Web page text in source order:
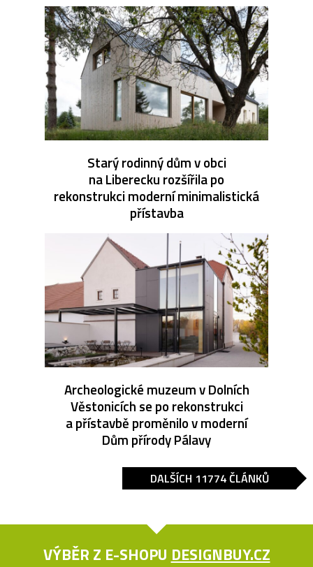
Starý rodinný dům v obci
na Liberecku rozšířila po
rekonstrukci moderní minimalistická
přístavba
Archeologické muzeum v Dolních
Věstonicích se po rekonstrukci
a přístavbě proměnilo v moderní
Dům přírody Pálavy
DALŠÍCH 11774 ČLÁNKŮ
VÝBĚR Z E-SHOPU DESIGNBUY.CZ